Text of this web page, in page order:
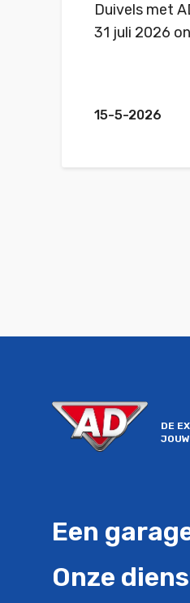
Duivels met
31 juli 2026
op tal van
Rode
probeer VIP-
15-5-2026
DE
Een
Onze